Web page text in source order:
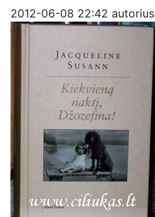
2012-06-08 22:42 autorius